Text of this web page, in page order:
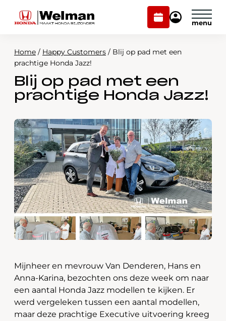
Plan
onderhoud
Mijn
Modellen
Voorraad
Over ons
Webshop
Contact
Plan onderhoud
Home / Happy Customers / Blij op pad met een
prachtige Honda Jazz!
Blij op pad met een
prachtige Honda Jazz!
Mijnheer en mevrouw Van Denderen, Hans en
Anna-Karina, bezochten ons deze week om naar
een aantal Honda Jazz modellen te kijken. Er
werd vergeleken tussen een aantal modellen,
maar deze prachtige Executive uitvoering kreeg